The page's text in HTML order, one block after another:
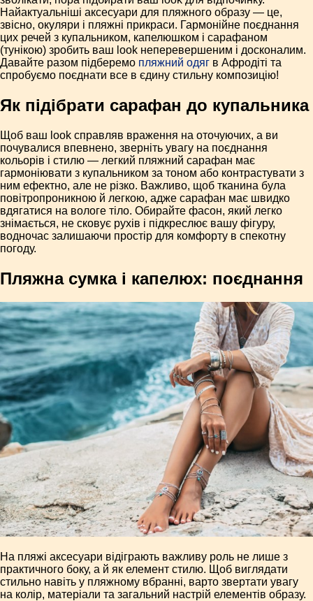
Найактуальніші аксесуари для пляжного образу — це,
звісно, окуляри і пляжні прикраси. Гармонійне поєднання
цих речей з купальником, капелюшком і сарафаном
(тунікою) зробить ваш look неперевершеним і досконалим.
Давайте разом підберемо пляжний одяг в Афродіті та
спробуємо поєднати все в єдину стильну композицію!
Як підібрати сарафан до купальника
Щоб ваш look справляв враження на оточуючих, а ви
почувалися впевнено, зверніть увагу на поєднання
кольорів і стилю — легкий пляжний сарафан має
гармоніювати з купальником за тоном або контрастувати з
ним ефектно, але не різко. Важливо, щоб тканина була
повітропроникною й легкою, адже сарафан має швидко
вдягатися на вологе тіло. Обирайте фасон, який легко
знімається, не сковує рухів і підкреслює вашу фігуру,
водночас залишаючи простір для комфорту в спекотну
погоду.
Пляжна сумка і капелюх: поєднання
На пляжі аксесуари відіграють важливу роль не лише з
практичного боку, а й як елемент стилю. Щоб виглядати
стильно навіть у пляжному вбранні, варто звертати увагу
на колір, матеріали та загальний настрій елементів образу.